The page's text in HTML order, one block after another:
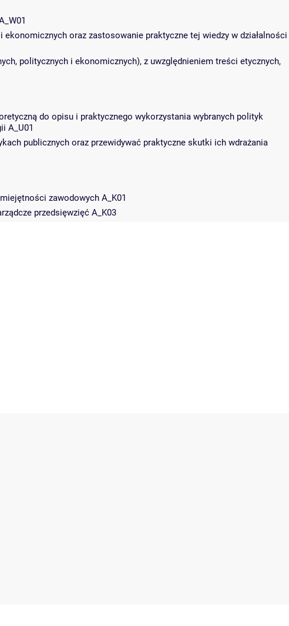
oraz zastosowanie praktyczne tej wiedzy w działalności
politycznych i ekonomicznych), z uwzględnieniem treści etycznych,
do opisu i praktycznego wykorzystania wybranych polityk
A_U01
publicznych oraz przewidywać praktyczne skutki ich wdrażania
zawodowych A_K01
przedsięwzięć A_K03